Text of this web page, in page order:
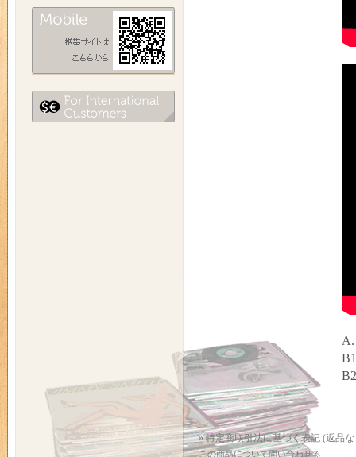
A.
» 特定商取引法に基づく表記 (返品
この商品について問い合わせる